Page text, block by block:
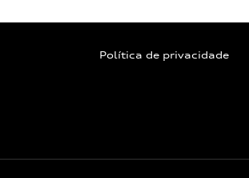
Política de privacidade